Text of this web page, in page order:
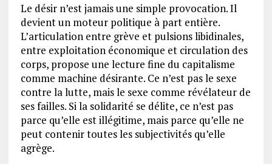
Le désir n’est jamais une simple provocation. Il
devient un moteur politique à part entière.
L’articulation entre grève et pulsions libidinales,
entre exploitation économique et circulation des
corps, propose une lecture fine du capitalisme
comme machine désirante. Ce n’est pas le sexe
contre la lutte, mais le sexe comme révélateur de
ses failles. Si la solidarité se délite, ce n’est pas
parce qu’elle est illégitime, mais parce qu’elle ne
peut contenir toutes les subjectivités qu’elle
agrège.